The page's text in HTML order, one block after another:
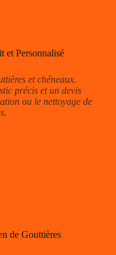
et Personnalisé
et chéneaux.
précis et un devis
ou le nettoyage de
de Gouttières